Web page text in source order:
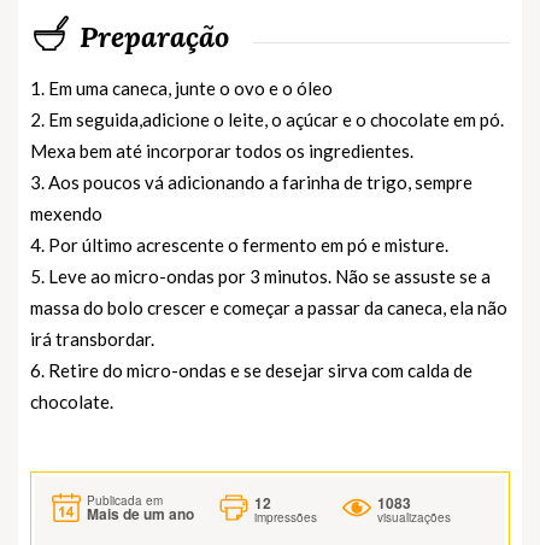
Preparação
1. Em uma caneca, junte o ovo e o óleo
2. Em seguida,adicione o leite, o açúcar e o chocolate em pó.
Mexa bem até incorporar todos os ingredientes.
3. Aos poucos vá adicionando a farinha de trigo, sempre
mexendo
4. Por último acrescente o fermento em pó e misture.
5. Leve ao micro-ondas por 3 minutos. Não se assuste se a
massa do bolo crescer e começar a passar da caneca, ela não
irá transbordar.
6. Retire do micro-ondas e se desejar sirva com calda de
chocolate.
Publicada em
Mais de um ano
12
impressões
1083
visualizações